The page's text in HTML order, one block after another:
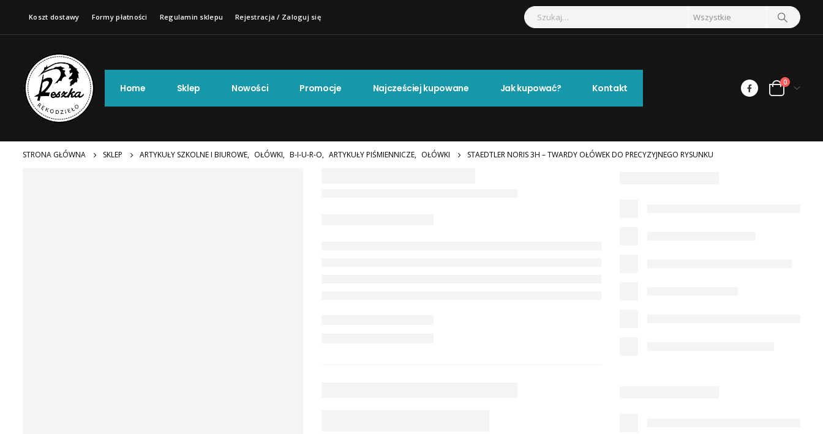
Koszt dostawy Formy płatności Regulamin sklepu Rejestracja / Zaloguj się
Home Sklep Nowości Promocje Najcześciej kupowane Jak kupować? Kontakt 0
STRONA GŁÓWNA SKLEP ARTYKUŁY SZKOLNE I BIUROWE, OŁÓWKI, B-I-U-R-O, ARTYKUŁY PIŚMIENNICZE, OŁÓWKI STAEDTLER NORIS 3H – TWARDY OŁÓWEK DO PRECYZYJNEGO RYSUNKU